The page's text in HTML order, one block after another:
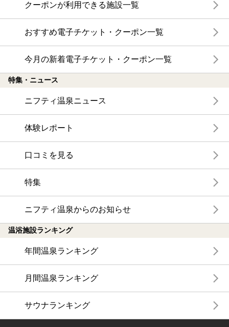
クーポンが利用できる施設一覧
おすすめ電子チケット・クーポン一覧
今月の新着電子チケット・クーポン一覧
特集・ニュース
ニフティ温泉ニュース
体験レポート
口コミを見る
特集
ニフティ温泉からのお知らせ
温浴施設ランキング
年間温泉ランキング
月間温泉ランキング
サウナランキング